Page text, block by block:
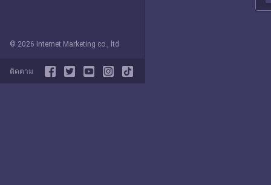
© 2026 Internet Marketing co., ltd
ติดตาม